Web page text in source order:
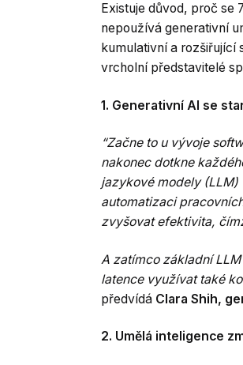
Existuje důvod, proč se
nepoužívá generativní
kumulativní a rozšiřující
vrcholní představitelé
1. Generativní AI se
“Začne to u vývoje
nakonec dotkne
jazykové modely (LLM)
automatizaci
zvyšovat efektivita,
A zatímco základní
latence využívat také
předvídá Clara Shih,
2. Umělá inteligence